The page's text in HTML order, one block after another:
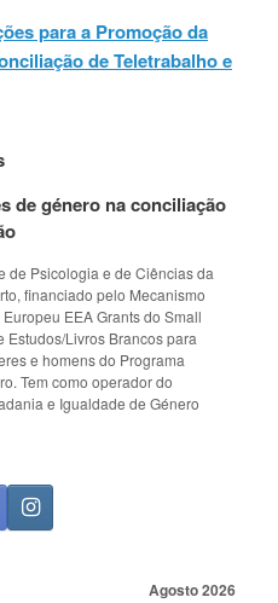
para a Promoção da
de Teletrabalho e
de género na conciliação
de Psicologia e de Ciências da
financiado pelo Mecanismo
EEA Grants do Small
Estudos/Livros Brancos para
e homens do Programa
Tem como operador do
e Igualdade de Género
Agosto 2026